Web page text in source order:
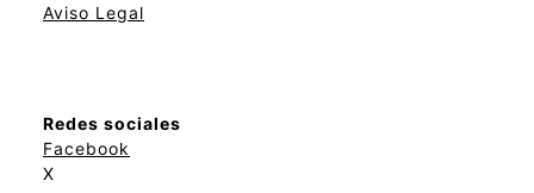
Aviso Legal
Redes sociales
Facebook
X